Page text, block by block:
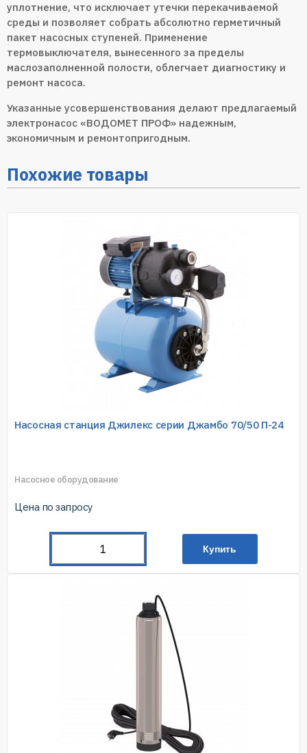
уплотнение, что исключает утечки перекачиваемой
среды и позволяет собрать абсолютно герметичный
пакет насосных ступеней. Применение
термовыключателя, вынесенного за пределы
маслозаполненной полости, облегчает диагностику и
ремонт насоса.
Указанные усовершенствования делают предлагаемый
электронасос «ВОДОМЕТ ПРОФ» надежным,
экономичным и ремонтопригодным.
Похожие товары
Насосная станция Джилекс серии Джамбо 70/50 П-24
Насосное оборудование
Цена по запросу
Купить